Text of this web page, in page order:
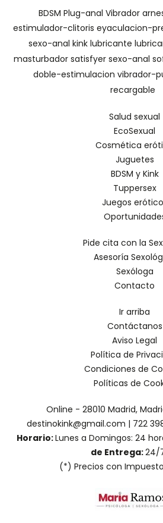
BDSM Plug-anal Vibrador
estimulador-clitoris eyaculacion-
sexo-anal kink lubricante
masturbador satisfyer sexo-anal
doble-estimulacion vibrador-
recargable
Salud sexual
EcoSexual
Cosmética
Juguetes
BDSM y Kink
Tuppersex
Juegos
Pide cita con la
Asesoría
Sexóloga
Contacto
Ir arriba
Contáctanos
Aviso Legal
Política de
Condiciones de
Políticas de
Online - 28010 Madrid,
destinokink@gmail.com | 722
Horario:Lunes a Domingos: 24
de Entrega:24/
(*) Precios con